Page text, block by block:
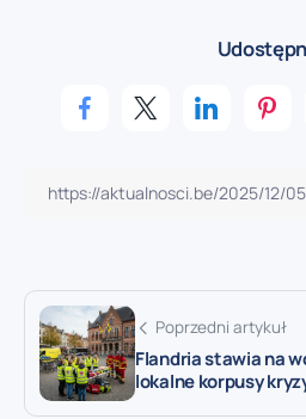
Poprzedni artykuł
Flandria stawia na
lokalne korpusy